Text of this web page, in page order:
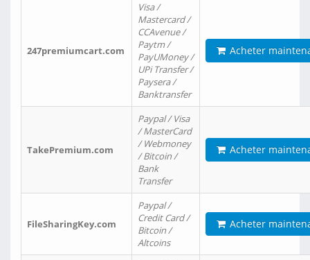
247premiumcart.com
Visa /
Mastercard /
CCAvenue /
Paytm /
PayUMoney /
UPi Transfer /
Paysera /
Banktransfer
Acheter
TakePremium.com
Paypal / Visa
/ MasterCard
/ Webmoney
/ Bitcoin /
Bank
Transfer
Acheter
FileSharingKey.com
Paypal /
Credit Card /
Bitcoin /
Altcoins
Acheter